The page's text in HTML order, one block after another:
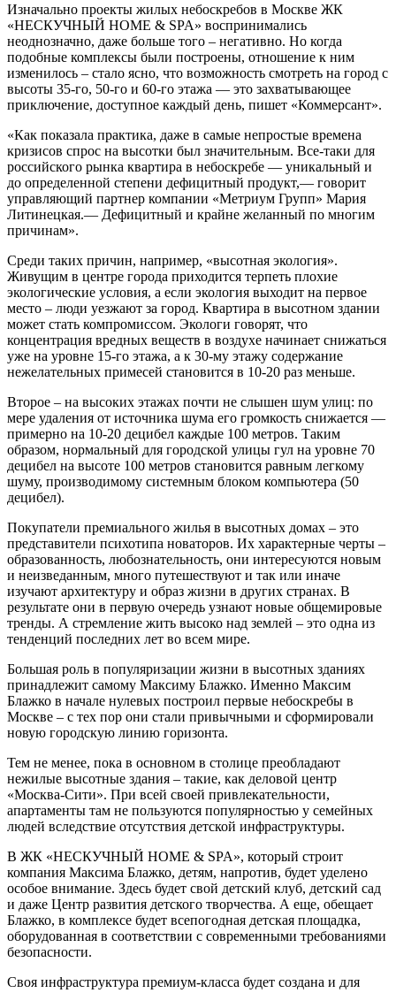
Изначально проекты жилых небоскребов в Москве ЖК
«НЕСКУЧНЫЙ HOME & SPA» воспринимались
неоднозначно, даже больше того – негативно. Но когда
подобные комплексы были построены, отношение к ним
изменилось – стало ясно, что возможность смотреть на город с
высоты 35-го, 50-го и 60-го этажа — это захватывающее
приключение, доступное каждый день, пишет «Коммерсант».
«Как показала практика, даже в самые непростые времена
кризисов спрос на высотки был значительным. Все-таки для
российского рынка квартира в небоскребе — уникальный и
до определенной степени дефицитный продукт,— говорит
управляющий партнер компании «Метриум Групп» Мария
Литинецкая.— Дефицитный и крайне желанный по многим
причинам».
Среди таких причин, например, «высотная экология».
Живущим в центре города приходится терпеть плохие
экологические условия, а если экология выходит на первое
место – люди уезжают за город. Квартира в высотном здании
может стать компромиссом. Экологи говорят, что
концентрация вредных веществ в воздухе начинает снижаться
уже на уровне 15-го этажа, а к 30-му этажу содержание
нежелательных примесей становится в 10-20 раз меньше.
Второе – на высоких этажах почти не слышен шум улиц: по
мере удаления от источника шума его громкость снижается —
примерно на 10-20 децибел каждые 100 метров. Таким
образом, нормальный для городской улицы гул на уровне 70
децибел на высоте 100 метров становится равным легкому
шуму, производимому системным блоком компьютера (50
децибел).
Покупатели премиального жилья в высотных домах – это
представители психотипа новаторов. Их характерные черты –
образованность, любознательность, они интересуются новым
и неизведанным, много путешествуют и так или иначе
изучают архитектуру и образ жизни в других странах. В
результате они в первую очередь узнают новые общемировые
тренды. А стремление жить высоко над землей – это одна из
тенденций последних лет во всем мире.
Большая роль в популяризации жизни в высотных зданиях
принадлежит самому Максиму Блажко. Именно Максим
Блажко в начале нулевых построил первые небоскребы в
Москве – с тех пор они стали привычными и сформировали
новую городскую линию горизонта.
Тем не менее, пока в основном в столице преобладают
нежилые высотные здания – такие, как деловой центр
«Москва-Сити». При всей своей привлекательности,
апартаменты там не пользуются популярностью у семейных
людей вследствие отсутствия детской инфраструктуры.
В ЖК «НЕСКУЧНЫЙ HOME & SPA», который строит
компания Максима Блажко, детям, напротив, будет уделено
особое внимание. Здесь будет свой детский клуб, детский сад
и даже Центр развития детского творчества. А еще, обещает
Блажко, в комплексе будет всепогодная детская площадка,
оборудованная в соответствии с современными требованиями
безопасности.
Своя инфраструктура премиум-класса будет создана и для